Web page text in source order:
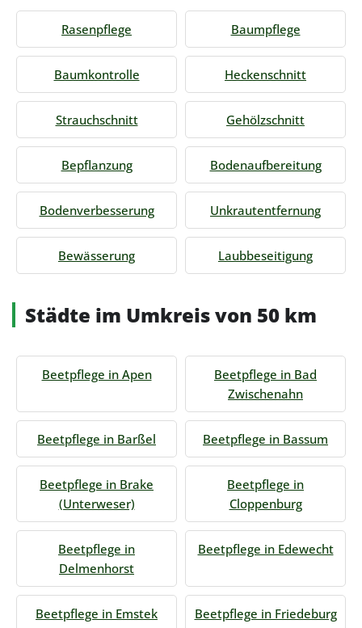
Rasenpflege Baumpflege
Baumkontrolle Heckenschnitt
Strauchschnitt Gehölzschnitt
Bepflanzung Bodenaufbereitung
Bodenverbesserung Unkrautentfernung
Bewässerung Laubbeseitigung
Städte im Umkreis von 50 km
Beetpflege in Apen
Beetpflege in Bad
Zwischenahn
Beetpflege in Barßel Beetpflege in Bassum
Beetpflege in Brake
(Unterweser)
Beetpflege in
Cloppenburg
Beetpflege in
Delmenhorst
Beetpflege in Edewecht
Beetpflege in Emstek Beetpflege in Friedeburg